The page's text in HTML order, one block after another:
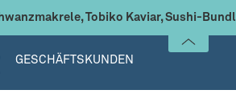
Tobiko Kaviar, Sushi-
GESCHÄFTSKUNDEN